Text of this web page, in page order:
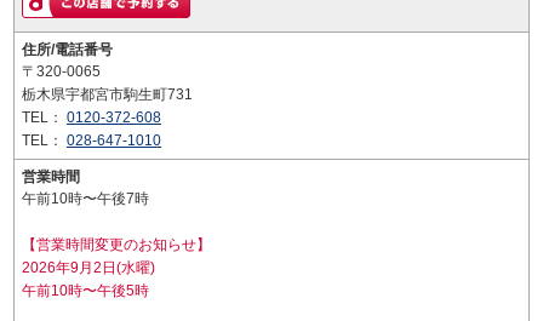
住所/電話番号
〒320-0065
栃木県宇都宮市駒生町731
TEL： 0120-372-608
TEL： 028-647-1010
営業時間
午前10時〜午後7時
【営業時間変更のお知らせ】
2026年9月2日(水曜)
午前10時〜午後5時